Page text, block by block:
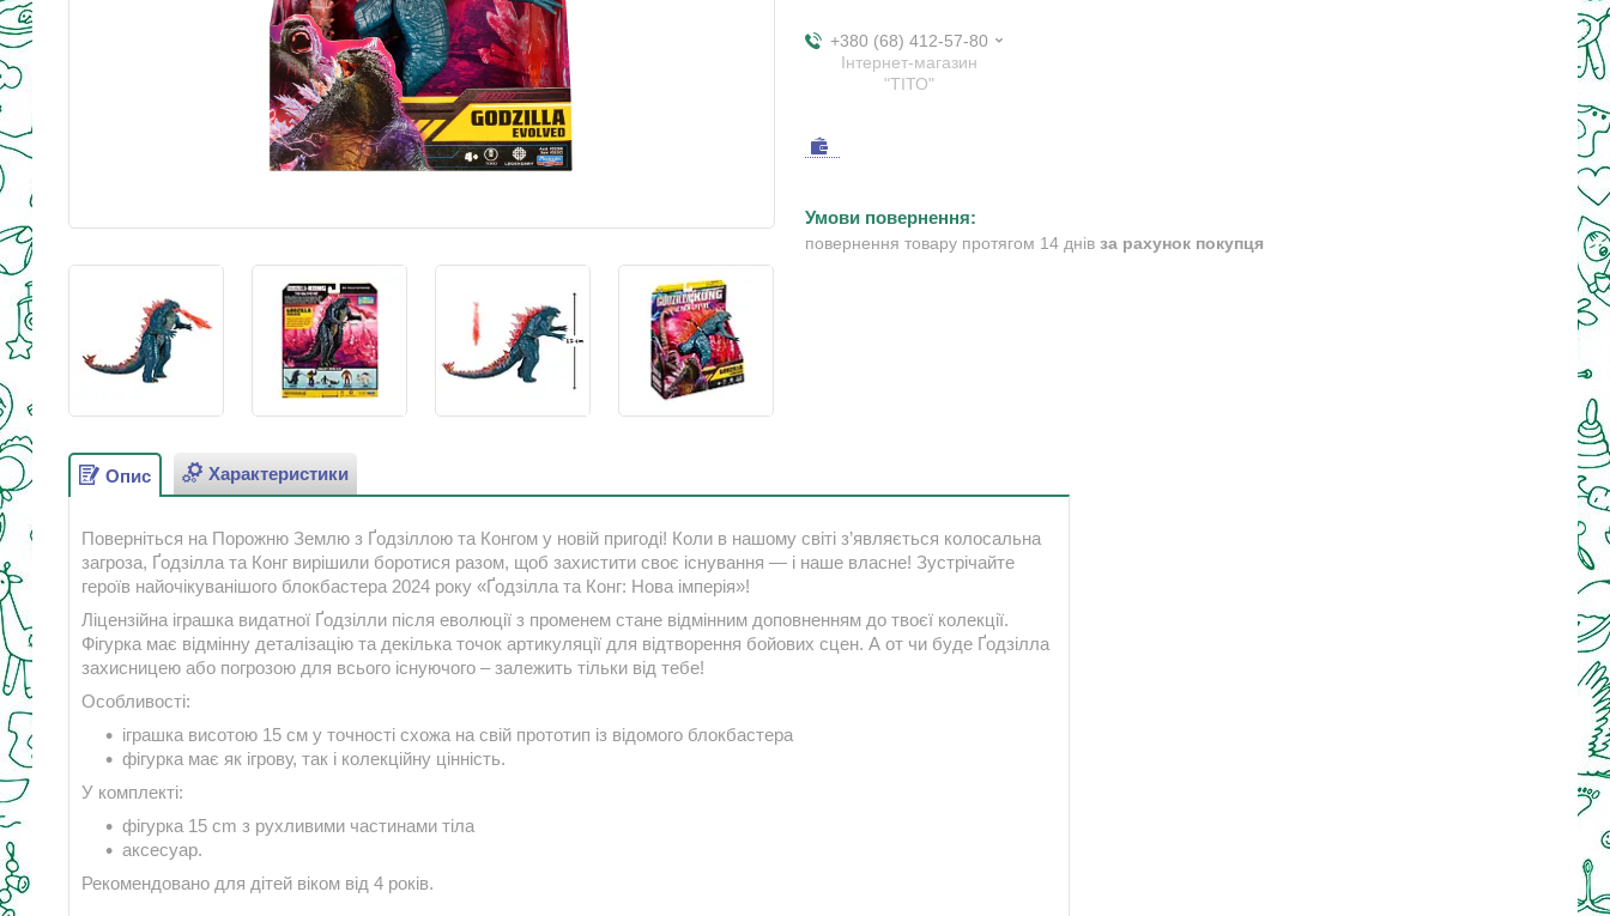
+380 (68) 412-57-80
Інтернет-магазин
"ТІТО"
повернення товару протягом 14 днів за рахунок покупця
Опис Характеристики
Поверніться на Порожню Землю з Ґодзіллою та Конгом у новій пригоді! Коли в нашому світі з’являється колосальна
загроза, Ґодзілла та Конг вирішили боротися разом, щоб захистити своє існування — і наше власне! Зустрічайте
героїв найочікуванішого блокбастера 2024 року «Ґодзілла та Конг: Нова імперія»!
Ліцензійна іграшка видатної Ґодзілли після еволюції з променем стане відмінним доповненням до твоєї колекції.
Фігурка має відмінну деталізацію та декілька точок артикуляції для відтворення бойових сцен. А от чи буде Ґодзілла
захисницею або погрозою для всього існуючого – залежить тільки від тебе!
Особливості:
іграшка висотою 15 см у точності схожа на свій прототип із відомого блокбастера
фігурка має як ігрову, так і колекційну цінність.
У комплекті:
фігурка 15 сm з рухливими частинами тіла
аксесуар.
Рекомендовано для дітей віком від 4 років.